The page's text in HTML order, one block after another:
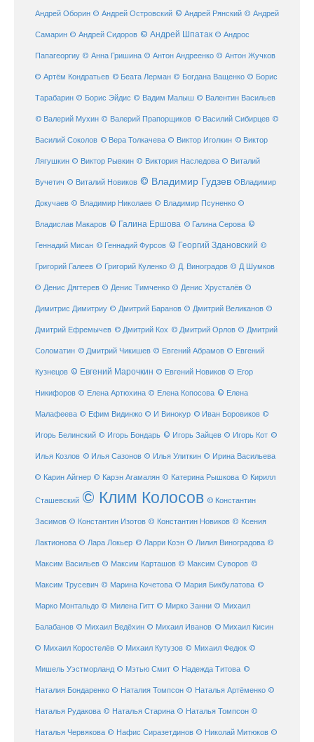
Андрей Оборин © Андрей Островский © Андрей Рянский © Андрей
Самарин © Андрей Сидоров © Андрей Шпатак © Андрос
Папагеоргиу © Анна Гришина © Антон Андреенко © Антон Жучков
© Артём Кондратьев © Беата Лерман © Богдана Ващенко © Борис
Тарабарин © Борис Эйдис © Вадим Малыш © Валентин Васильев
© Валерий Мухин © Валерий Прапорщиков © Василий Сибирцев ©
Василий Соколов © Вера Толкачева © Виктор Иголкин © Виктор
Лягушкин © Виктор Рывкин © Виктория Наследова © Виталий
Вучетич © Виталий Новиков © Владимир Гудзев ©Владимир
Докучаев © Владимир Николаев © Владимир Псуненко ©
Владислав Макаров © Галина Ершова © Галина Серова ©
Геннадий Мисан © Геннадий Фурсов © Георгий Здановский ©
Григорий Галеев © Григорий Куленко © Д. Виноградов © Д Шумков
© Денис Дягтерев © Денис Тимченко © Денис Хрусталёв ©
Димитрис Димитриу © Дмитрий Баранов © Дмитрий Великанов ©
Дмитрий Ефремычев © Дмитрий Кох © Дмитрий Орлов © Дмитрий
Соломатин © Дмитрий Чикишев © Евгений Абрамов © Евгений
Кузнецов © Евгений Марочкин © Евгений Новиков © Егор
Никифоров © Елена Артюхина © Елена Копосова © Елена
Малафеева © Ефим Видинжо © И Винокур © Иван Боровиков ©
Игорь Белинский © Игорь Бондарь © Игорь Зайцев © Игорь Кот ©
Илья Козлов © Илья Сазонов © Илья Улиткин © Ирина Васильева
© Карин Айгнер © Карэн Агамалян © Катерина Рышкова © Кирилл
Сташевский © Клим Колосов © Константин
Засимов © Константин Изотов © Константин Новиков © Ксения
Лактионова © Лара Локьер © Ларри Коэн © Лилия Виноградова ©
Максим Васильев © Максим Карташов © Максим Суворов ©
Максим Трусевич © Марина Кочетова © Мария Бикбулатова ©
Марко Монтальдо © Милена Гитт © Мирко Занни © Михаил
Балабанов © Михаил Ведёхин © Михаил Иванов © Михаил Кисин
© Михаил Коростелёв © Михаил Кутузов © Михаил Федюк ©
Мишель Уэстморланд © Мэтью Смит © Надежда Титова ©
Наталия Бондаренко © Наталия Томпсон © Наталья Артёменко ©
Наталья Рудакова © Наталья Старина © Наталья Томпсон ©
Наталья Червякова © Нафис Сиразетдинов © Николай Митюков ©